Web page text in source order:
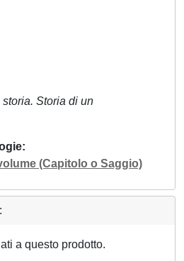
Storia di un
(Capitolo o Saggio)
a questo prodotto.